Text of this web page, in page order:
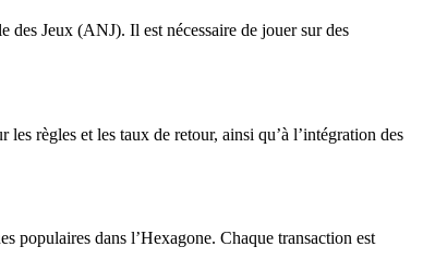
des Jeux (ANJ). Il est nécessaire de jouer sur des
règles et les taux de retour, ainsi qu’à l’intégration des
populaires dans l’Hexagone. Chaque transaction est